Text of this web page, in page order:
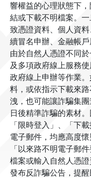
響權益的心理狀態下
結或下載不明檔案。
致憑證資料、個人資
續冒名申辦、金融帳戶
由於自然人憑證不同
及多項政府線上服務
政府線上申辦等作業
料，或依指示下載來
洩，也可能讓詐騙集
日後精準詐騙的素材
「限時登入」、「下
電子郵件，均應高度
「以來路不明電子郵
檔案或輸入自然人憑
發布反詐騙公告，提